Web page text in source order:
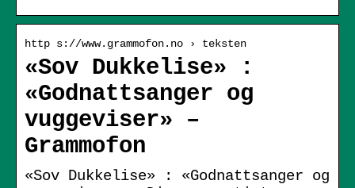
http s://www.grammofon.no › teksten
«Sov Dukkelise» :
«Godnattsanger og
vuggeviser» –
Grammofon
«Sov Dukkelise» : «Godnattsanger og